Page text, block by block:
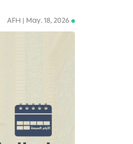
AFH | May. 18, 2026